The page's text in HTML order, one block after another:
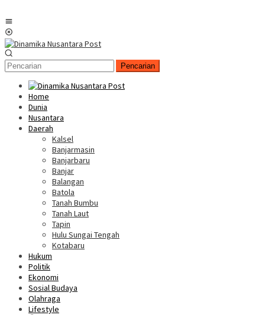
Pencarian
Home
Dunia
Nusantara
Daerah
Kalsel
Banjarmasin
Banjarbaru
Banjar
Balangan
Batola
Tanah Bumbu
Tanah Laut
Tapin
Hulu Sungai Tengah
Kotabaru
Hukum
Politik
Ekonomi
Sosial Budaya
Olahraga
Lifestyle